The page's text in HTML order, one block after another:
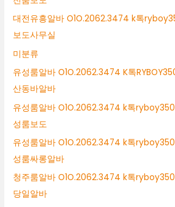
대전유흥알바 O1O.2062.3474 k톡
보도사무실
미분류
유성룸알바 O1O.2062.3474 K톡
산동바알바
유성룸알바 O1O.2062.3474 k톡
성룸보도
유성룸알바 O1O.2062.3474 k톡
성룸싸롱알바
청주룸알바 O1O.2062.3474 k톡
당일알바